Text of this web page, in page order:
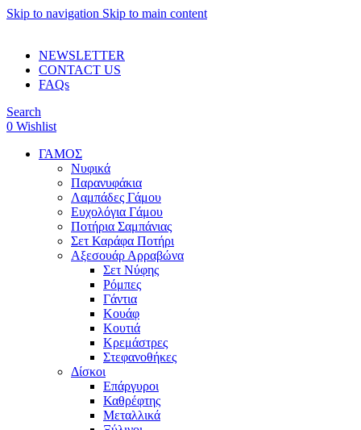
Skip to navigation Skip to main content
NEWSLETTER
CONTACT US
FAQs
Search
0 Wishlist
ΓΑΜΟΣ
Νυφικά
Παρανυφάκια
Λαμπάδες Γάμου
Ευχολόγια Γάμου
Ποτήρια Σαμπάνιας
Σετ Καράφα Ποτήρι
Αξεσουάρ Αρραβώνα
Σετ Νύφης
Ρόμπες
Γάντια
Κουάφ
Κουτιά
Κρεμάστρες
Στεφανοθήκες
Δίσκοι
Επάργυροι
Καθρέφτης
Μεταλλικά